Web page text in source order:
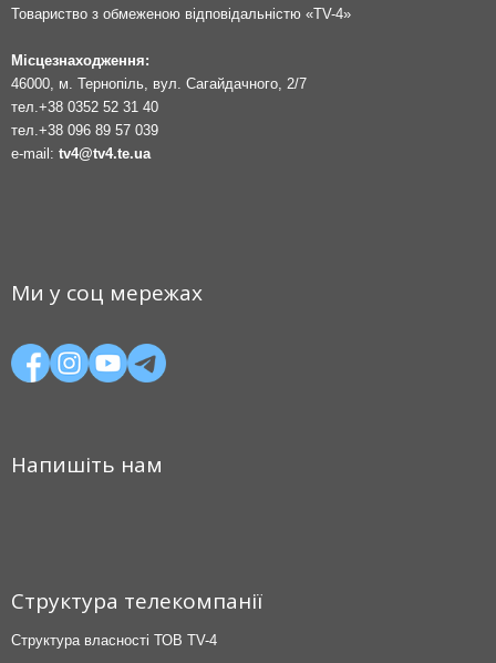
Товариство з обмеженою відповідальністю «TV-4»
Місцезнаходження:
46000, м. Тернопіль, вул. Сагайдачного, 2/7
тел. +38 0352 52 31 40
тел. +38 096 89 57 039
e-mail: tv4@tv4.te.ua
Ми у соц мережах
Напишіть нам
Структура телекомпанії
Структура власності ТОВ TV-4